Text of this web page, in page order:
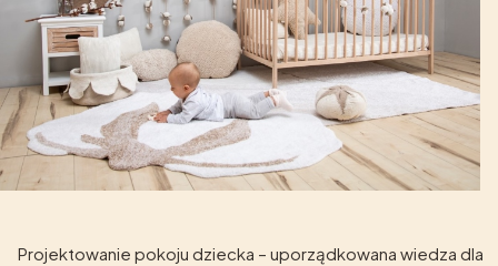
Projektowanie pokoju dziecka – uporządkowana wiedza dla